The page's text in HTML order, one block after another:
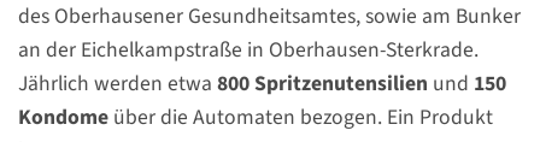
des Oberhausener Gesundheitsamtes, sowie am Bunker
an der Eichelkampstraße in Oberhausen-Sterkrade.
Jährlich werden etwa 800 Spritzenutensilien und 150
Kondome über die Automaten bezogen. Ein Produkt